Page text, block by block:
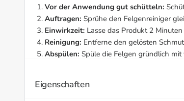
Vor der Anwendung gut schütteln:
Auftragen: Sprühe den Felgenreiniger
Einwirkzeit: Lasse das Produkt 2
Reinigung: Entferne den gelösten
Abspülen: Spüle die Felgen gründlich
Eigenschaften